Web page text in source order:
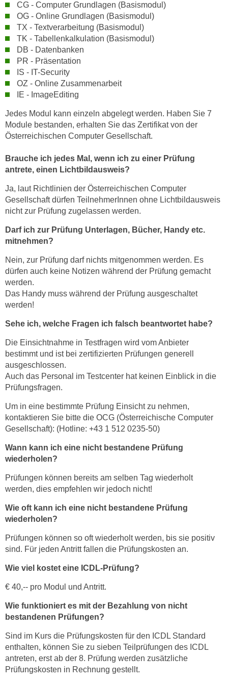
CG - Computer Grundlagen (Basismodul)
OG - Online Grundlagen (Basismodul)
TX - Textverarbeitung (Basismodul)
TK - Tabellenkalkulation (Basismodul)
DB - Datenbanken
PR - Präsentation
IS - IT-Security
OZ - Online Zusammenarbeit
IE - ImageEditing
Jedes Modul kann einzeln abgelegt werden. Haben Sie 7
Module bestanden, erhalten Sie das Zertifikat von der
Österreichischen Computer Gesellschaft.
Brauche ich jedes Mal, wenn ich zu einer Prüfung
antrete, einen Lichtbildausweis?
Ja, laut Richtlinien der Österreichischen Computer
Gesellschaft dürfen TeilnehmerInnen ohne Lichtbildausweis
nicht zur Prüfung zugelassen werden.
Darf ich zur Prüfung Unterlagen, Bücher, Handy etc.
mitnehmen?
Nein, zur Prüfung darf nichts mitgenommen werden. Es
dürfen auch keine Notizen während der Prüfung gemacht
werden.
Das Handy muss während der Prüfung ausgeschaltet
werden!
Sehe ich, welche Fragen ich falsch beantwortet habe?
Die Einsichtnahme in Testfragen wird vom Anbieter
bestimmt und ist bei zertifizierten Prüfungen generell
ausgeschlossen.
Auch das Personal im Testcenter hat keinen Einblick in die
Prüfungsfragen.
Um in eine bestimmte Prüfung Einsicht zu nehmen,
kontaktieren Sie bitte die OCG (Österreichische Computer
Gesellschaft): (Hotline: +43 1 512 0235-50)
Wann kann ich eine nicht bestandene Prüfung
wiederholen?
Prüfungen können bereits am selben Tag wiederholt
werden, dies empfehlen wir jedoch nicht!
Wie oft kann ich eine nicht bestandene Prüfung
wiederholen?
Prüfungen können so oft wiederholt werden, bis sie positiv
sind. Für jeden Antritt fallen die Prüfungskosten an.
Wie viel kostet eine ICDL-Prüfung?
€ 40,-- pro Modul und Antritt.
Wie funktioniert es mit der Bezahlung von nicht
bestandenen Prüfungen?
Sind im Kurs die Prüfungskosten für den ICDL Standard
enthalten, können Sie zu sieben Teilprüfungen des ICDL
antreten, erst ab der 8. Prüfung werden zusätzliche
Prüfungskosten in Rechnung gestellt.